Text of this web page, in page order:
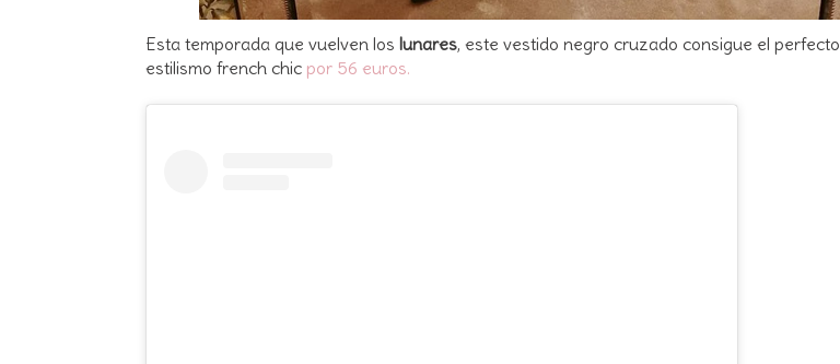
Esta temporada que vuelven los lunares, este vestido negro cruzado consigue el perfecto
estilismo french chic por 56 euros.